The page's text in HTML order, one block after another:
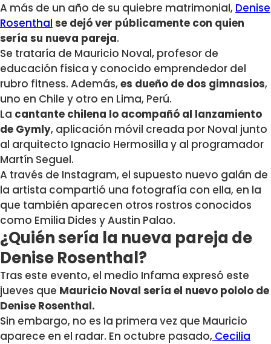
A más de un año de su quiebre matrimonial, Denise
Rosenthal se dejó ver públicamente con quien
sería su nueva pareja.
Se trataría de Mauricio Noval, profesor de
educación física y conocido emprendedor del
rubro fitness. Además,es dueño de dos gimnasios,
uno en Chile y otro en Lima, Perú.
La cantante chilena lo acompañó al lanzamiento
de Gymly, aplicación móvil creada por Noval junto
al arquitecto Ignacio Hermosilla y al programador
Martín Seguel.
A través de Instagram, el supuesto nuevo galán de
la artista compartió una fotografía con ella, en la
que también aparecen otros rostros conocidos
como Emilia Dides y Austin Palao.
¿Quién sería la nueva pareja de
Denise Rosenthal?
Tras este evento, el medio Infama expresó este
jueves que Mauricio Noval sería el nuevo pololo de
Denise Rosenthal.
Sin embargo, no es la primera vez que Mauricio
aparece en el radar. En octubre pasado, Cecilia